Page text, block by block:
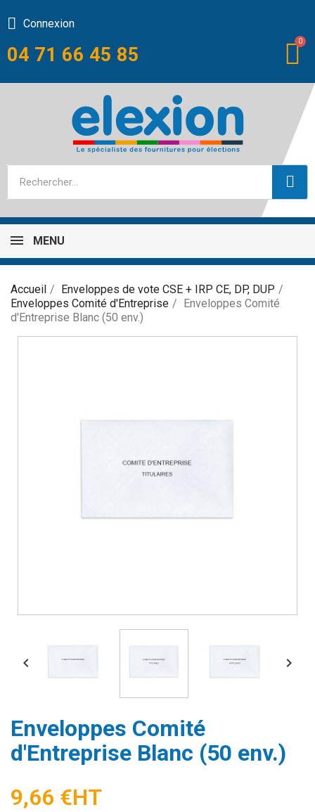
04 71 66 45 85
Connexion
MENU
Accueil
Enveloppes de vote CSE + IRP CE, DP, DUP
Enveloppes Comité d'Entreprise
Enveloppes Comité
d'Entreprise Blanc (50 env.)
 
Enveloppes Comité
d'Entreprise Blanc (50 env.)
9,66 €HT